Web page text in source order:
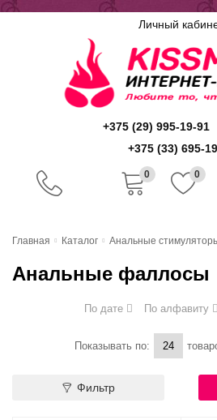
Личный
+375 (29) 995-19-91
+375 (33) 695-
0 0
Скидочная
Главная Каталог Анальные
Анальные фаллосы
По дате По алфавиту
Показывать по:
Фильтр